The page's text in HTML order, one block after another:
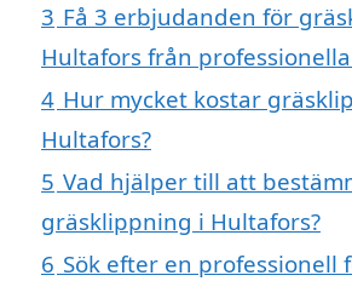
3 Få 3 erbjudanden för
Hultafors från
4 Hur mycket kostar
Hultafors?
5 Vad hjälper till att
gräsklippning i Hultafors?
6 Sök efter en professionell